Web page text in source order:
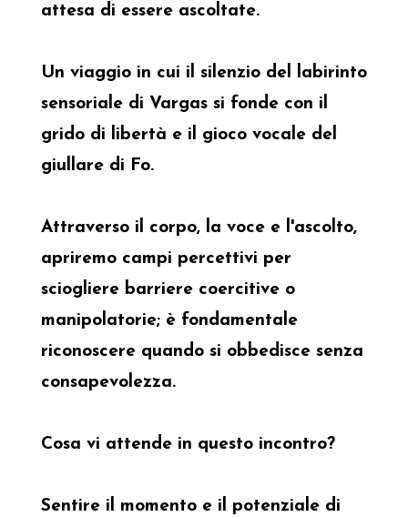
attesa di essere ascoltate.
Un viaggio in cui il silenzio del labirinto
sensoriale di Vargas si fonde con il
grido di libertà e il gioco vocale del
giullare di Fo.
Attraverso il corpo, la voce e l'ascolto,
apriremo campi percettivi per
sciogliere barriere coercitive o
manipolatorie; è fondamentale
riconoscere quando si obbedisce senza
consapevolezza.
Cosa vi attende in questo incontro?
Sentire il momento e il potenziale di